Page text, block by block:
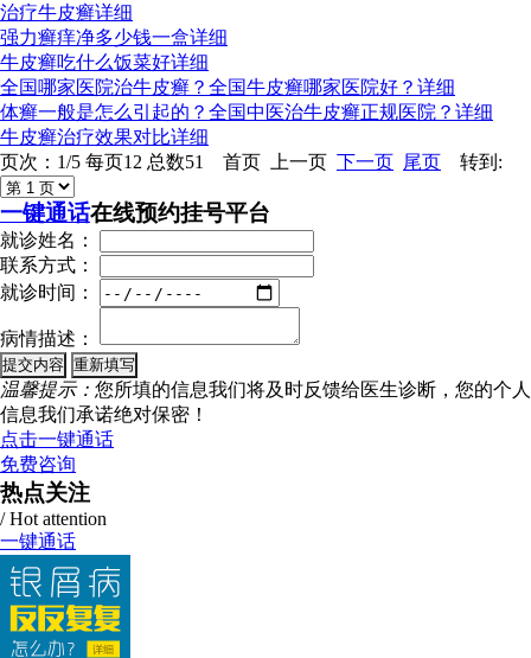
治疗牛皮癣详细
强力癣痒净多少钱一盒详细
牛皮癣吃什么饭菜好详细
全国哪家医院治牛皮癣？全国牛皮癣哪家医院好？ 详细
体癣一般是怎么引起的？全国中医治牛皮癣正规医院？ 详细
牛皮癣治疗效果对比详细
页次：1/5 每页12 总数51 首页 上一页 下一页 尾页 转到:
一键通话在线预约挂号平台
就诊姓名：
联系方式：
就诊时间：
病情描述：
温馨提示： 您所填的信息我们将及时反馈给医生诊断，您的个人
信息我们承诺绝对保密！
点击一键通话
免费咨询
热点关注
/ Hot attention
一键通话